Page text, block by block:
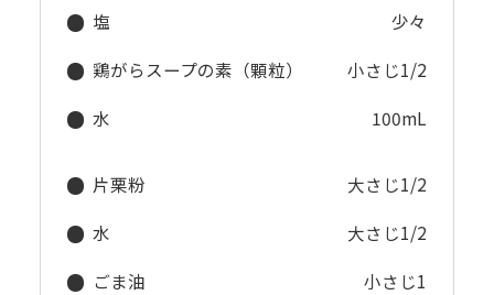
塩
少々
鶏がらスープの素（顆粒）
小さじ1/2
水
100mL
片栗粉
大さじ1/2
水
大さじ1/2
ごま油
小さじ1